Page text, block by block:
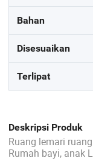
Bahan
Disesuaikan
Terlipat
Deskripsi Produk
Ruang lemari
Rumah bayi, anak